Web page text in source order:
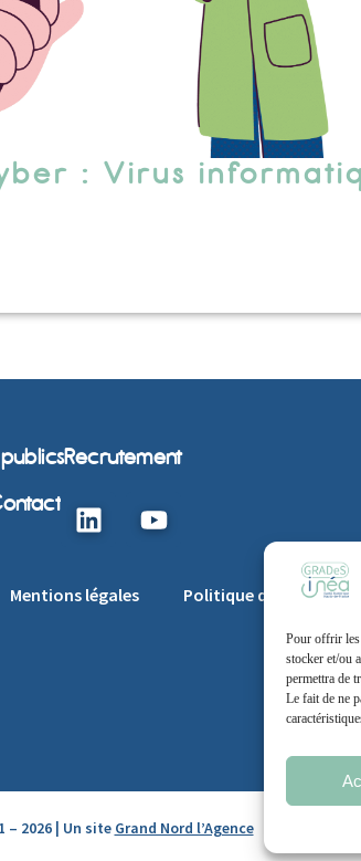
Pour offrir les
stocker et/ou
permettra de
Le fait de ne
: Virus
Recrutement
Mentions légales Politique de cookie
– 2026 | Un site Grand Nord l’Agence